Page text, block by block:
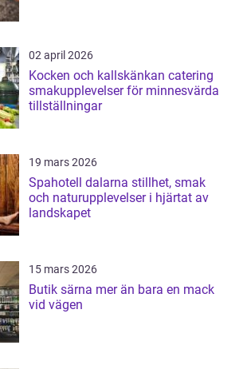
02 april 2026
Kocken och kallskänkan catering
smakupplevelser för minnesvärda
tillställningar
19 mars 2026
Spahotell dalarna stillhet, smak
och naturupplevelser i hjärtat av
landskapet
15 mars 2026
Butik särna mer än bara en mack
vid vägen